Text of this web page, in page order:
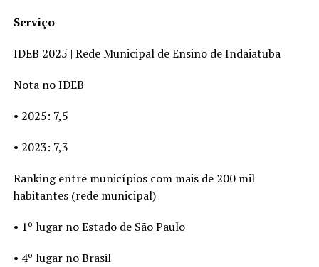
Serviço
IDEB 2025 | Rede Municipal de Ensino de Indaiatuba
Nota no IDEB
• 2025: 7,5
• 2023: 7,3
Ranking entre municípios com mais de 200 mil
habitantes (rede municipal)
• 1º lugar no Estado de São Paulo
• 4º lugar no Brasil